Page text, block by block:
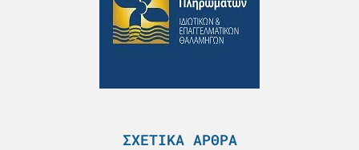
ΣΧΕΤΙΚΆ ΆΡΘΡΑ